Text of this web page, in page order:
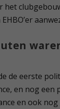
het
de eerste
en nog een
en ook nog